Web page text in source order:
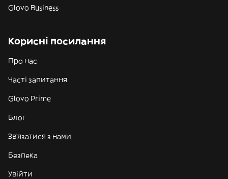
Glovo Business
Корисні посилання
Про нас
Часті запитання
Glovo Prime
Блог
Зв'язатися з нами
Безпека
Увійти